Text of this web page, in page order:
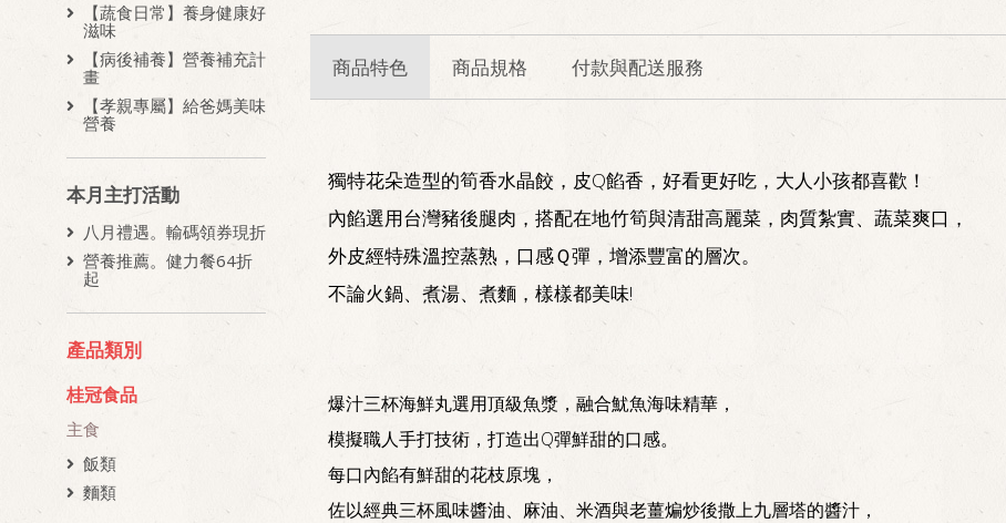
【蔬食日常】養身健康好
滋味
【病後補養】營養補充計
畫
【孝親專屬】給爸媽美味
營養
本月主打活動
八月禮遇。輸碼領券現折
營養推薦。健力餐64折
起
產品類別
桂冠食品
主食
飯類
麵類
商品特色 商品規格 付款與配送服務
獨特花朵造型的筍香水晶餃，皮Q餡香，好看更好吃，大人小孩都喜歡！
內餡選用台灣豬後腿肉，搭配在地竹筍與清甜高麗菜，肉質紮實、蔬菜爽口，
外皮經特殊溫控蒸熟，口感Ｑ彈，增添豐富的層次。
不論火鍋、煮湯、煮麵，樣樣都美味!
爆汁三杯海鮮丸選用頂級魚漿，融合魷魚海味精華，
模擬職人手打技術，打造出Q彈鮮甜的口感。
每口內餡有鮮甜的花枝原塊，
佐以經典三杯風味醬油、麻油、米酒與老薑煸炒後撒上九層塔的醬汁，